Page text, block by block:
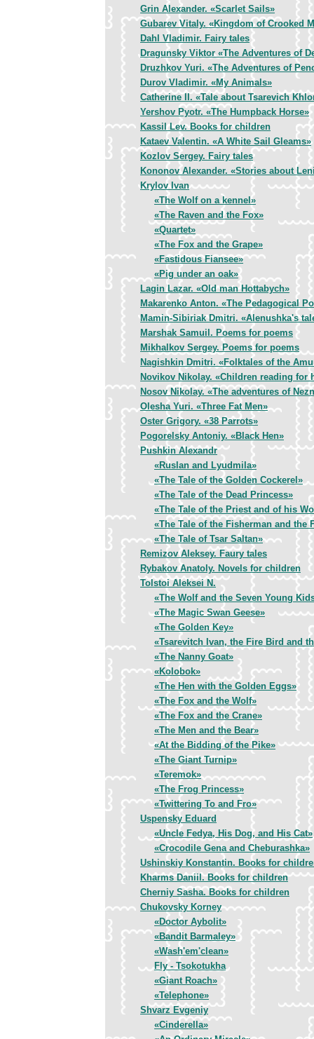
Grin Alexander. «Scarlet Sails»
Gubarev Vitaly. «Kingdom of Crooked
Dahl Vladimir. Fairy tales
Dragunsky Viktor «The Adventures of
Druzhkov Yuri. «The Adventures of
Durov Vladimir. «My Animals»
Catherine II. «Tale about Tsarevich
Yershov Pyotr. «The Humpback Horse»
Kassil Lev. Books for children
Kataev Valentin. «A White Sail Gleams»
Kozlov Sergey. Fairy tales
Kononov Alexander. «Stories about
Krylov Ivan
«The Wolf on a kennel»
«The Raven and the Fox»
«Quartet»
«The Fox and the Grape»
«Fastidous Fiansee»
«Pig under an oak»
Lagin Lazar. «Old man Hottabych»
Makarenko Anton. «The Pedagogical
Mamin-Sibiriak Dmitri. «Alenushka's
Marshak Samuil. Poems for poems
Mikhalkov Sergey. Poems for poems
Nagishkin Dmitri. «Folktales of the
Novikov Nikolay. «Children reading for
Nosov Nikolay. «The adventures of
Olesha Yuri. «Three Fat Men»
Oster Grigory. «38 Parrots»
Pogorelsky Antoniy. «Black Hen»
Pushkin Alexandr
«Ruslan and Lyudmila»
«The Tale of the Golden Cockerel»
«The Tale of the Dead Princess»
«The Tale of the Priest and of his
«The Tale of the Fisherman and the
«The Tale of Tsar Saltan»
Remizov Aleksey. Faury tales
Rybakov Anatoly. Novels for children
Tolstoi Aleksei N.
«The Wolf and the Seven Young
«The Magic Swan Geese»
«The Golden Key»
«Tsarevitch Ivan, the Fire Bird and
«The Nanny Goat»
«Kolobok»
«The Hen with the Golden Eggs»
«The Fox and the Wolf»
«The Fox and the Crane»
«The Men and the Bear»
«At the Bidding of the Pike»
«The Giant Turnip»
«Teremok»
«The Frog Princess»
«Twittering To and Fro»
Uspensky Eduard
«Uncle Fedya, His Dog, and His Cat»
«Crocodile Gena and Cheburashka»
Ushinskiy Konstantin. Books for
Kharms Daniil. Books for children
Cherniy Sasha. Books for children
Chukovsky Korney
«Doctor Aybolit»
«Bandit Barmaley»
«Wash'em'clean»
Fly - Tsokotukha
«Giant Roach»
«Telephone»
Shvarz Evgeniy
«Cinderella»